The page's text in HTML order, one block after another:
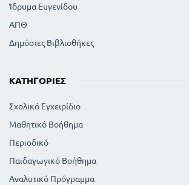
Ίδρυμα Ευγενίδου
ΑΠΘ
Δημόσιες Βιβλιοθήκες
ΚΑΤΗΓΟΡΊΕΣ
Σχολικό Εγχειρίδιο
Μαθητικό Βοήθημα
Περιοδικό
Παιδαγωγικό Βοήθημα
Αναλυτικό Πρόγραμμα